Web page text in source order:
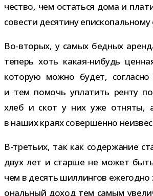
че­ство, чем остаться дома и
сове­сти деся­тину
Во-​вторых, у самых бед­ных
теперь хоть какая-​нибудь
кото­рую можно будет, согласно
и тем помочь упла­тить ренту
хлеб и скот у них уже отняты,
в наших краях совер­шенно
В-​третьих, так как содер­жа­ние
двух лет и старше не может
чем в десять шил­лин­гов
о­наль­ный доход тем самым